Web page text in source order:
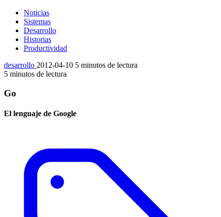
Noticias
Sistemas
Desarrollo
Historias
Productividad
desarrollo 2012-04-10 5 minutos de lectura
5 minutos de lectura
Go
El lenguaje de Google